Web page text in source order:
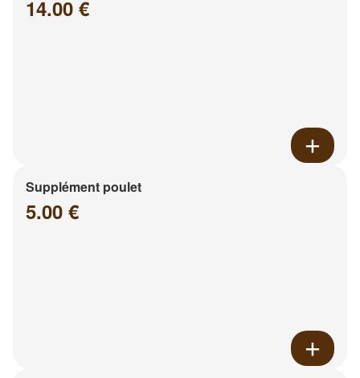
14.00 €
Supplément poulet
5.00 €